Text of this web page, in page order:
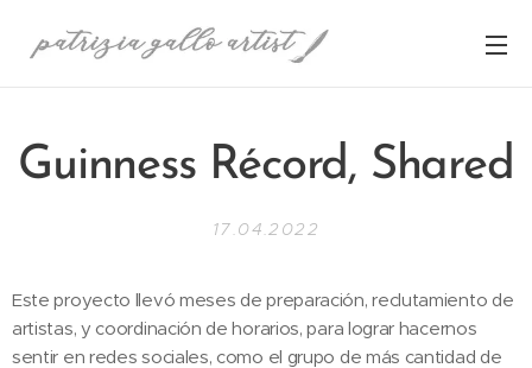
Guinness Récord, Shared
17.04.2022
Este proyecto llevó meses de preparación, reclutamiento de
artistas, y coordinación de horarios, para lograr hacernos
sentir en redes sociales, como el grupo de más cantidad de